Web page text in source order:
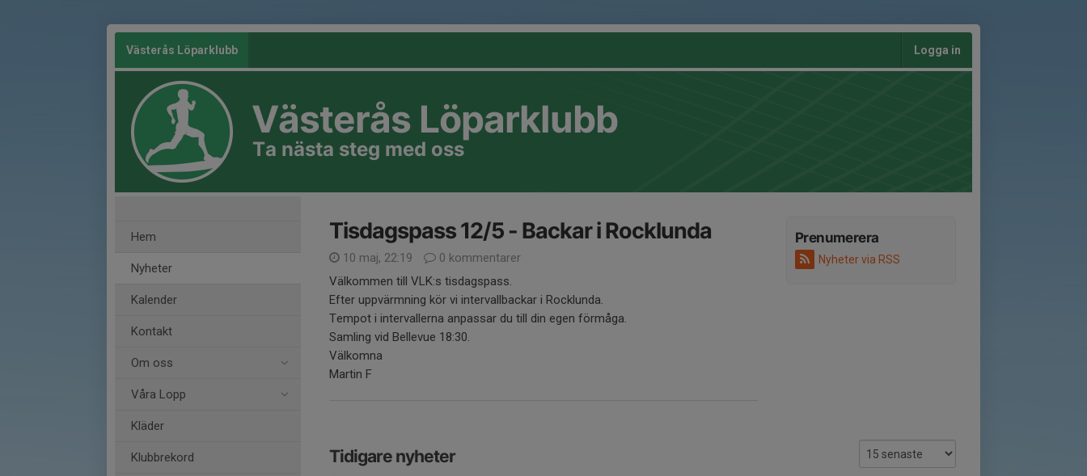
Västerås Löparklubb Logga in
Västerås Löparklubb
Ta nästa steg med oss
Hem
Nyheter
Kalender
Kontakt
Om oss
Våra Lopp
Kläder
Klubbrekord
Prenumerera
Nyheter via RSS
Tisdagspass 12/5 - Backar i Rocklunda
10 maj, 22:19
0 kommentarer
Välkommen till VLK:s tisdagspass.
Efter uppvärmning kör vi intervallbackar i Rocklunda.
Tempot i intervallerna anpassar du till din egen förmåga.
Samling vid Bellevue 18:30.
Välkomna
Martin F
Tidigare nyheter